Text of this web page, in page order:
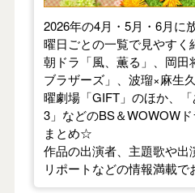
2026年の4月・5月・6月に
曜日ごとの一覧で見やすく
朝ドラ「風、薫る」、岡田
ブラザーズ」、波瑠×麻生
曜劇場「GIFT」のほか、
3」などのBS＆WOWOW
まとめ☆
作品の出演者、主題歌や出
リポートなどの情報満載で